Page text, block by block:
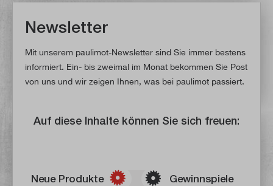
Newsletter
Mit unserem paulimot-Newsletter sind Sie immer bestens
informiert. Ein- bis zweimal im Monat bekommen Sie Post
von uns und wir zeigen Ihnen, was bei paulimot passiert.
Auf diese Inhalte können Sie sich freuen:
Neue Produkte Gewinnspiele